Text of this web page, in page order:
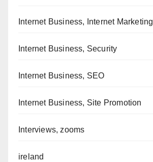
Internet Business, Internet Marketing
Internet Business, Security
Internet Business, SEO
Internet Business, Site Promotion
Interviews, zooms
ireland